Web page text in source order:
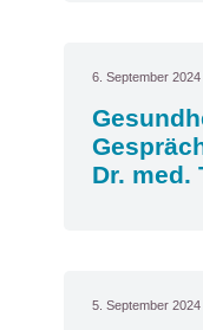
6. September 2024
Dr. med.
5. September 2024